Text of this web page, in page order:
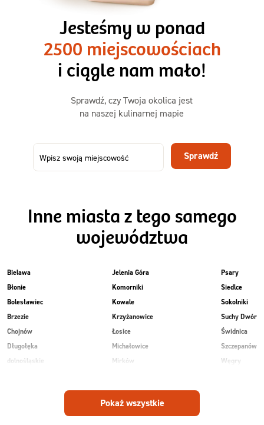
1500kcal - 2250kcal
3 sycące posiłki o większej objętości. Mniej dań,
ta sama wygoda!
50,31 zł
73,99
-32%
Menu
Jesteśmy w ponad
2500 miejscowościach
i ciągle nam mało!
Sprawdź, czy Twoja okolica jest
na naszej kulinarnej mapie
Sprawdź
Inne miasta z tego samego
województwa
Bielawa
Błonie
Bolesławiec
Brzezie
Chojnów
Długołęka
dolnośląskie
Jelenia Góra
Komorniki
Kowale
Krzyżanowice
Łosice
Michałowice
Mirków
Piekary
Piotrowice
Psary
Siedlce
Sokolniki
Suchy Dwór
Świdnica
Szczepanów
Węgry
Pokaż wszystkie